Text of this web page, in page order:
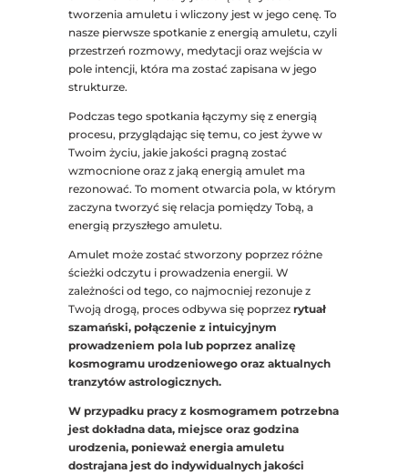
tworzenia amuletu i wliczony jest w jego cenę. To
nasze pierwsze spotkanie z energią amuletu, czyli
przestrzeń rozmowy, medytacji oraz wejścia w
pole intencji, która ma zostać zapisana w jego
strukturze.
Podczas tego spotkania łączymy się z energią
procesu, przyglądając się temu, co jest żywe w
Twoim życiu, jakie jakości pragną zostać
wzmocnione oraz z jaką energią amulet ma
rezonować. To moment otwarcia pola, w którym
zaczyna tworzyć się relacja pomiędzy Tobą, a
energią przyszłego amuletu.
Amulet może zostać stworzony poprzez różne
ścieżki odczytu i prowadzenia energii. W
zależności od tego, co najmocniej rezonuje z
Twoją drogą, proces odbywa się poprzez rytuał
szamański, połączenie z intuicyjnym
prowadzeniem pola lub poprzez analizę
kosmogramu urodzeniowego oraz aktualnych
tranzytów astrologicznych.
W przypadku pracy z kosmogramem potrzebna
jest dokładna data, miejsce oraz godzina
urodzenia, ponieważ energia amuletu
dostrajana jest do indywidualnych jakości